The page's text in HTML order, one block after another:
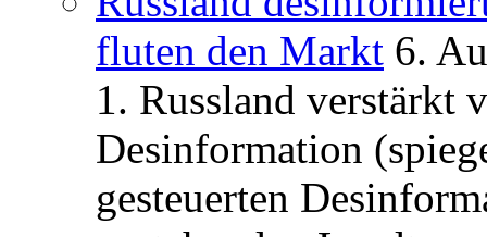
fluten den Markt 6.
1. Russland verstärkt
Desinformation
gesteuerten